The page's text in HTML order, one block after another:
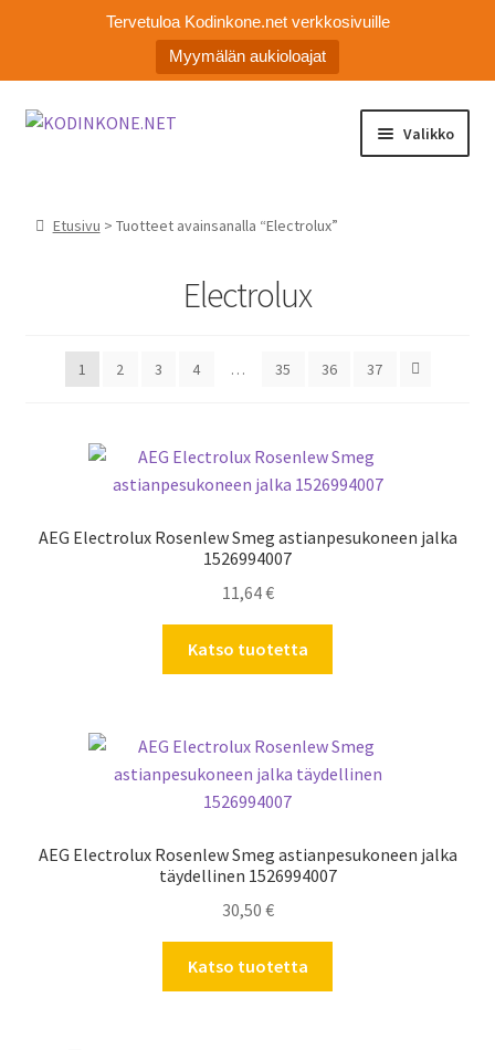
Tervetuloa Kodinkone.net verkkosivuille
Myymälän aukioloajat
Siirry
Siirry
Valikko
Asiakaspalvelu
Etusivu > Tuotteet avainsanalla “Electrolux”
Electrolux
1 2 3 4 … 35 36 37
AEG Electrolux Rosenlew Smeg astianpesukoneen jalka
1526994007
11,64€
Katso tuotetta
AEG Electrolux Rosenlew Smeg astianpesukoneen jalka
täydellinen 1526994007
30,50 €
Katso tuotetta